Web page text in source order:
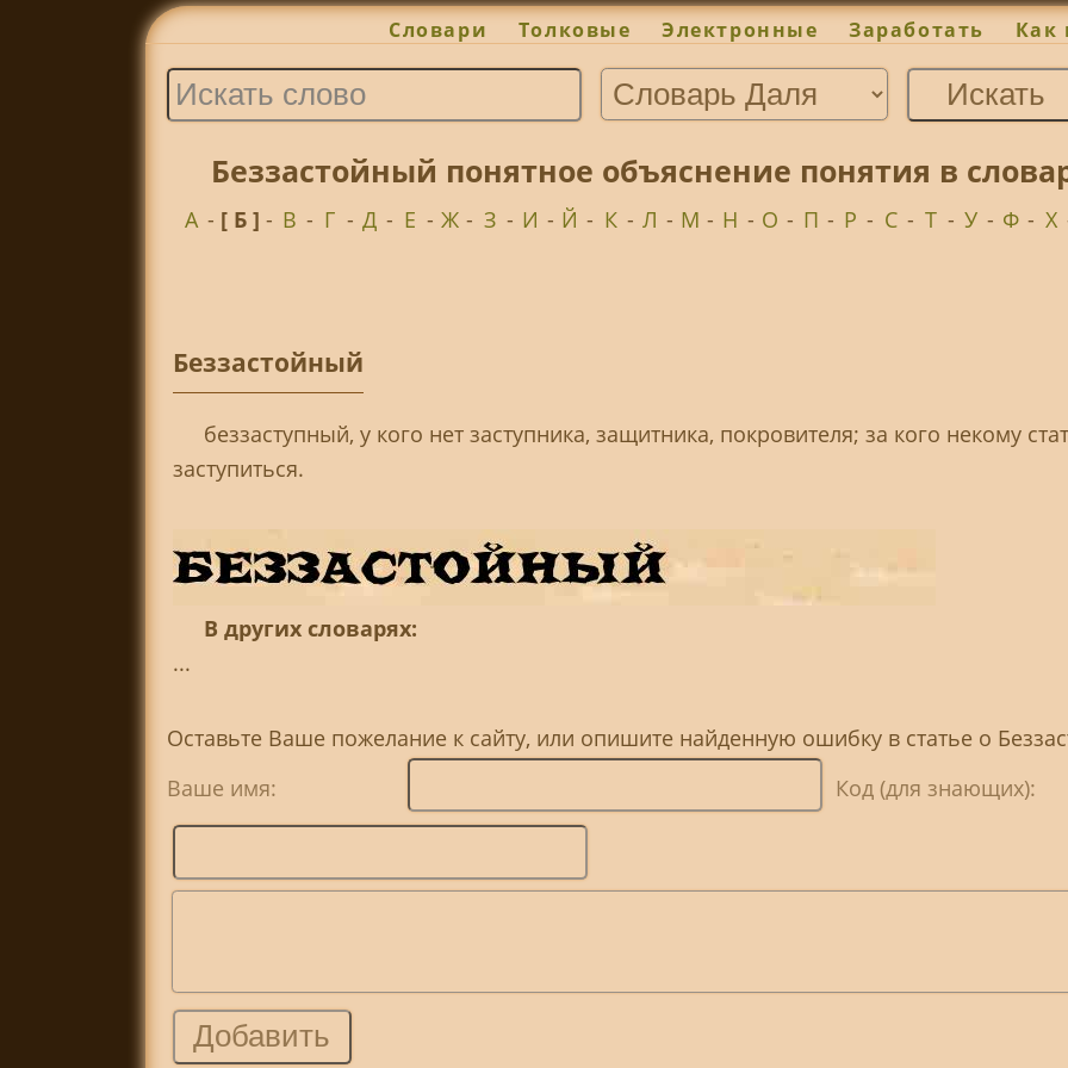
Словари Толковые Электронные Заработать Как
Беззастойный понятное объяснение понятия в
А - [ Б ]- В - Г - Д - Е - Ж - З - И - Й - К - Л - М - Н - О - П - Р - С - Т - У - Ф - Х
Беззастойный
беззаступный, у кого нет заступника, защитника, покровителя; за кого некому
заступиться.
В других словарях:
...
Оставьте Ваше пожелание к сайту, или опишите найденную ошибку в статье о
Ваше имя:
Код (для знающих):